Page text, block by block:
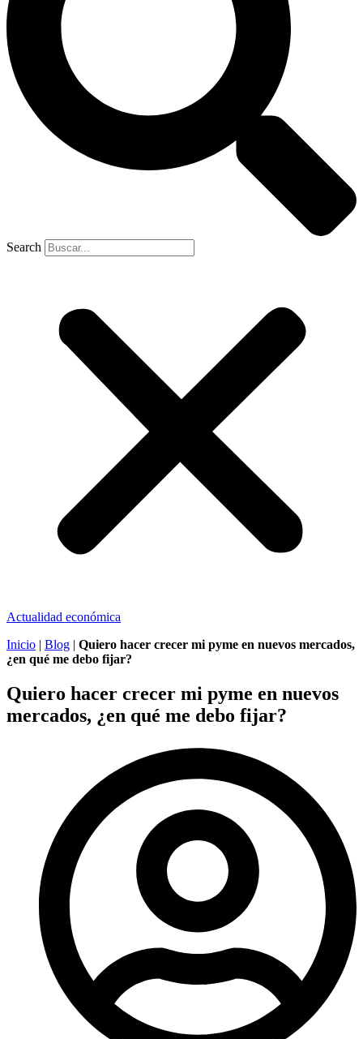
Search
Actualidad económica
Inicio | Blog | Quiero hacer crecer mi pyme en nuevos mercados,
¿en qué me debo fijar?
Quiero hacer crecer mi pyme en nuevos
mercados, ¿en qué me debo fijar?